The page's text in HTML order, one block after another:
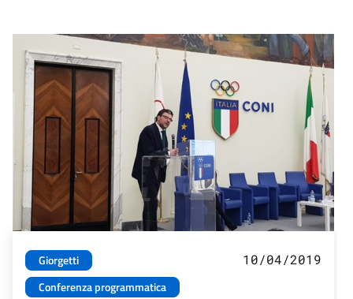
Giorgetti
Conferenza programmatica
10/04/2019